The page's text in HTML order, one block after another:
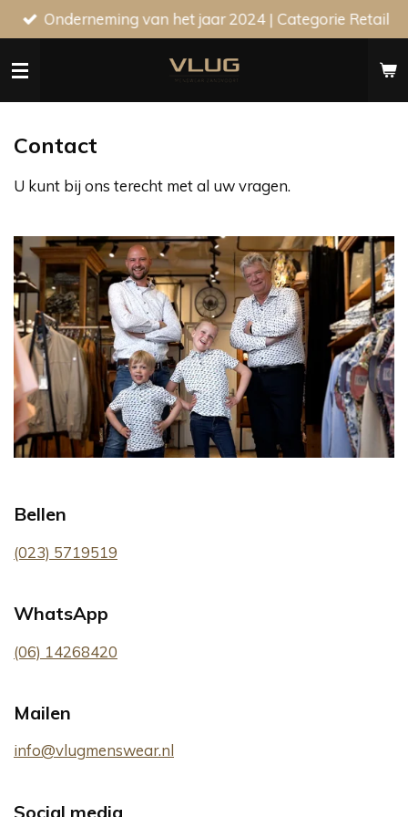
Ga
direct
naar
Onderneming van het jaar 2024 | Categorie Retail
Contact
U kunt bij ons terecht met al uw vragen.
Bellen
(023) 5719519
WhatsApp
(06) 14268420
Mailen
info@vlugmenswear.nl
Social media